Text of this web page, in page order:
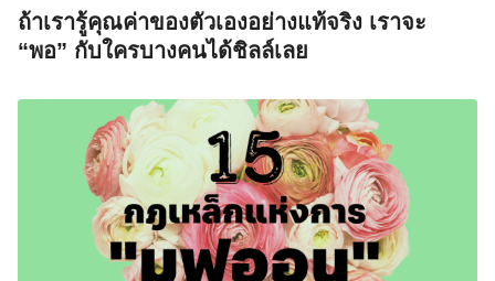
ถ้าเรารู้คุณค่าของตัวเองอย่างแท้จริง เราจะ
“พอ” กับใครบางคนได้ชิลล์เลย